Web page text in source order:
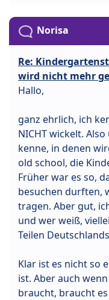
Norisa
Re:
wird nicht mehr
Hallo,
ganz ehrlich, ich
NICHT wickelt.
kenne, in denen
old school, die
Früher war es so,
besuchen durften,
tragen. Aber gut,
und wer weiß,
Teilen
Klar ist es nicht so
ist. Aber auch
braucht, braucht